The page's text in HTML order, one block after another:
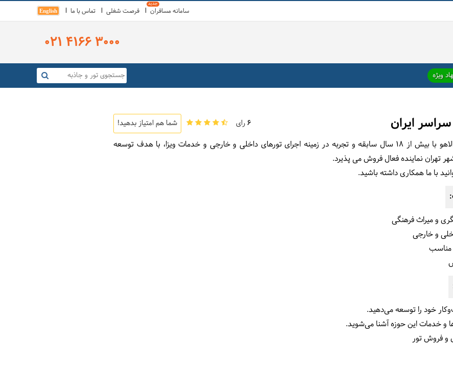
سامانه مسافران فرصت شغلی تماس با ما English
021 4166 3000
ویژه
ایران 6رای شما هم امتیاز بدهید!
شرکت خدمات مسافرتی و گردشگری دالاهو با بیش از 18 سال سابقه و تجربه در زمینه اجرای تورهای داخلی و خارجی و خدمات ویزا، با هدف توسعه
تهران نماینده فعال فروش می پذیرد.
با ما همکاری داشته باشید.
و میراث فرهنگی
و خارجی
مناسب
خود را توسعه می‌دهید.
و خدمات این حوزه آشنا می‌شوید.
و فروش تور